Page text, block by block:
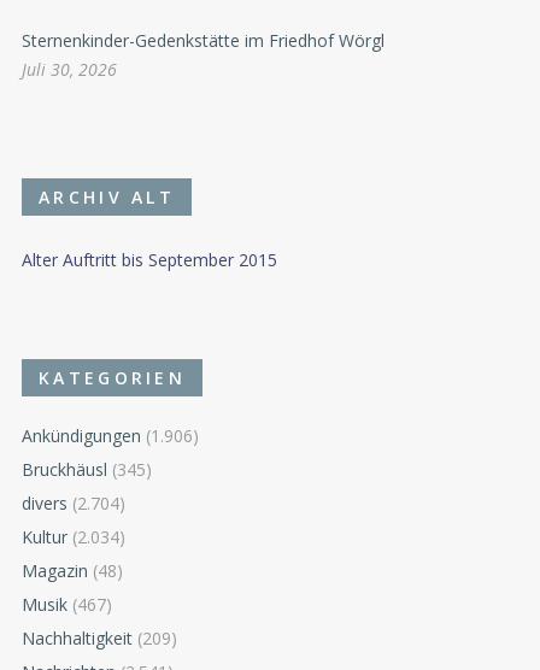
Sternenkinder-Gedenkstätte im Friedhof Wörgl
Juli 30, 2026
ARCHIV ALT
Alter Auftritt bis September 2015
KATEGORIEN
Ankündigungen (1.906)
Bruckhäusl (345)
divers (2.704)
Kultur (2.034)
Magazin (48)
Musik (467)
Nachhaltigkeit (209)